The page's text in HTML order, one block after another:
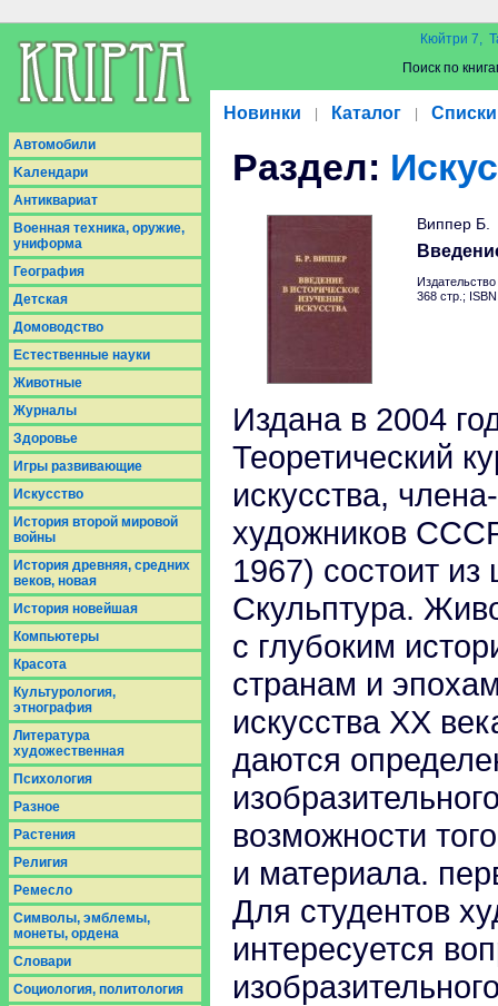
Кюйтри 7,
Поиск по
Новинки Каталог Списки
Aвтомобили
Kалендари
Антиквариат
Военная техника, оружие,
униформа
География
Детская
Домоводство
Естественные науки
Животные
Журналы
Здоровье
Игры развивающие
Искусство
История второй мировой
войны
История древняя, средних
веков, новая
История новейшая
Компьютеры
Красота
Культурология,
этнография
Литература
художественная
Психология
Разное
Растения
Религия
Ремесло
Символы, эмблемы,
монеты, ордена
Словари
Социология, политология
Раздел:
Виппер Б.
368 стр.;
Издана в 2004
Теоретический
искусства,
художников
1967) состоит
Скульптура.
с глубоким
странам и
искусства XX
даются
возможности
и материала.
Для студентов
интересуется